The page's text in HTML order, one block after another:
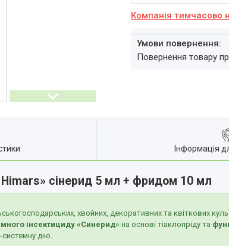
Компанія тимчасово
повернення товару
Інформація
Himars» сінерид 5 мл + фридом 10 мл
хвойних, декоративних та квіткових
інсектициду «Синерид» на основі тіаклопріду та
дію.